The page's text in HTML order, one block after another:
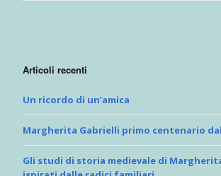
Articoli recenti
Un ricordo di un’amica
Margherita Gabrielli primo centenario
Gli studi di storia medievale di